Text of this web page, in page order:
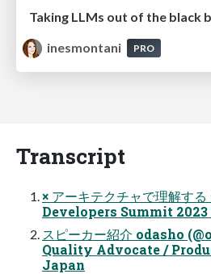
inesmontani
PRO
Transcript
× アーキテクチャで理解す
Developers Summit 2023
スピーカー紹介 odasho
Quality Advocate /
Japan